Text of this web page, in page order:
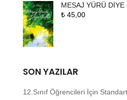
MESAJ YÜRÜ DİYE
₺45,00
SON YAZILAR
12.Sınıf Öğrencileri İçin